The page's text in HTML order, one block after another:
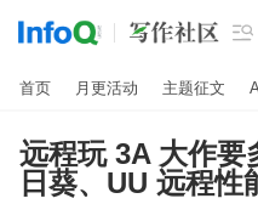

首页 月更活动 主题征文
远程玩 3A 大作要
日葵、UU 远程性